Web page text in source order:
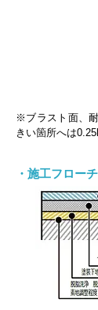
※ブラスト面、
きい箇所へは
・施工フロー